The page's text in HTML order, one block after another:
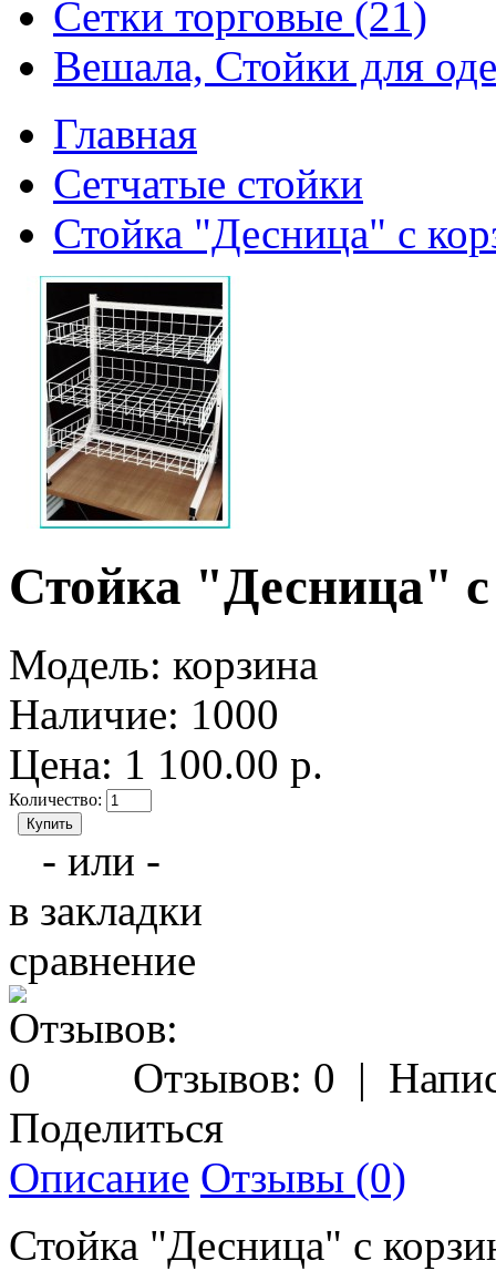
Сетки торговые (21)
Вешала, Стойки для
Главная
Сетчатые стойки
Стойка "Десница" с
Стойка "Десница"
Модель: корзина
Наличие: 1000
Цена: 1 100.00 р.
Количество:
- или -
в закладки
сравнение
Отзывов: 0 |
Поделиться
Описание Отзывы (0)
Стойка "Десница" с